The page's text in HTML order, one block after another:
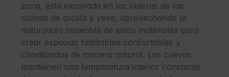
zona, está excavada en las laderas de las
colinas de arcilla y yeso, aprovechando la
naturaleza maleable de estos materiales para
crear espacios habitables confortables y
climatizados de manera natural. Las cuevas
mantienen una temperatura interior constante